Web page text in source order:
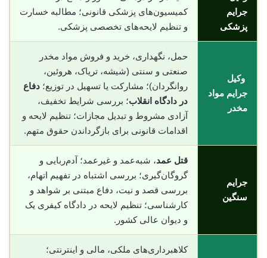
جرایم
پزشکی
کمیسیون‌های پزشکی قانونی؛ مطالبه خسارت
و تنظیم لایحه‌های تخصصی پزشکی.
وکیل
جرایم مواد
مخدر
حمل، نگهداری، خرید و فروش مواد مخدر
صنعتی و سنتی (شیشه، تریاک، هروئین،
روانگردان)؛ مشارکت یا تسهیل در توزیع؛ دفاع
در دادگاه انقلاب؛ بررسی شرایط تخفیف،
آزادی مشروط و تبدیل مجازات؛ تنظیم لایحه و
اقدامات قانونی برای بازگرداندن حقوق متهم.
جرایم
سنگین
قتل عمد، شبه‌عمد و غیرعمد؛ آدم‌ربایی و
گروگان‌گیری؛ بررسی اشتباه در تفهیم اتهام،
بررسی قصد و نیت، دفاع مبتنی بر شواهد و
کارشناسی؛ تنظیم لایحه در دادگاه کیفری یک
و دیوان عالی کشور.
کلاهبرداری‌های ملکی، مالی و اینترنتی؛